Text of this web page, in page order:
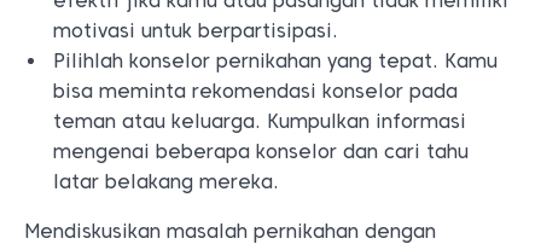
motivasi untuk berpartisipasi.
Pilihlah konselor pernikahan yang tepat. Kamu
bisa meminta rekomendasi konselor pada
teman atau keluarga. Kumpulkan informasi
mengenai beberapa konselor dan cari tahu
latar belakang mereka.
Mendiskusikan masalah pernikahan dengan